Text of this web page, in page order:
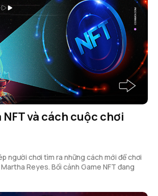
NFT và cách cuộc chơi
người chơi tìm ra những cách mới để chơi
Reyes. Bối cảnh Game NFT đang